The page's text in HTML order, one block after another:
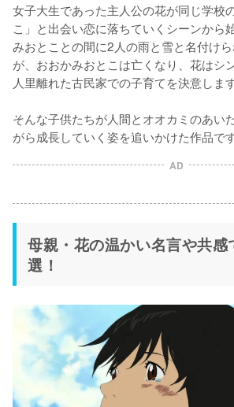
女子大生であった主人公の花が同じ学校
こ」と出会い恋に落ちていくシーンから
みおとことの間に2人の雨と雪と名付け
が、おおかみおとこは亡くなり、花はシ
人里離れた古民家での子育てを決意します
そんな子供たちが人間とオオカミのあい
がら成長していく姿を追いかけた作品です
AD
母親・花の温かい名言や共感
選！